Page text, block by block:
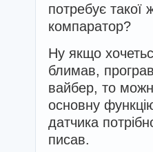
потребує такої
компаратор?
Ну якщо
блимав,
вайбер, то
основну
датчика
писав.